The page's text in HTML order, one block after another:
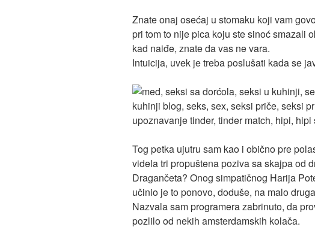
Znate onaj osećaj u stomaku koji vam
pri tom to nije pica koju ste sinoć smazali
kad naiđe, znate da vas ne vara.
Intuicija, uvek je treba poslušati kada se
Tog petka ujutru sam kao i obično pre
videla tri propuštena poziva sa skajpa od
Dragančeta? Onog simpatičnog Harija
učinio je to ponovo, doduše, na malo
Nazvala sam programera zabrinuto, da
pozlilo od nekih amsterdamskih kolača.